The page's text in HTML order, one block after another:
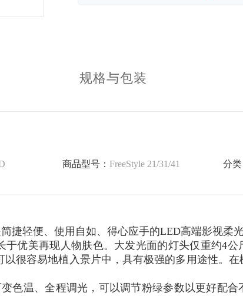
规格与包装
商品型号： FreeStyle 21/31/41 分类
捷轻便、使用自如、得心应手的LED高端影视柔
于优美再现人物肤色。大发光面的灯头仅重约4公
以很容易地植入景片中，具有极强的多用途性。
色温、全程调光，可以调节粉绿参数以更好配合